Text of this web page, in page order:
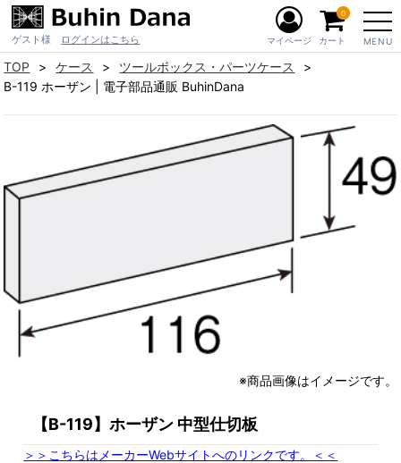
ゲスト様 ログインはこちら MENU
マイページ カート
0
TOP ケース
ツールボックス・パーツケース
B-119 ホーザン | 電子部品通販 BuhinDana
※商品画像はイメージです。
【B-119】ホーザン 中型仕切板
＞＞こちらはメーカーWebサイトへのリンクです。＜＜